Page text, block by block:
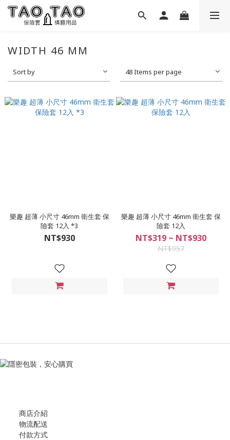
WIDTH 46 MM
Sort by 48 Items per page
樂趣 超薄 小尺寸 46mm 衛生套 保
險套 12入 *3
NT$930
樂趣 超薄 小尺寸 46mm 衛生套 保
險套 12入
NT$319 ~ NT$930
NT$957
商店介紹
物流配送
付款方式